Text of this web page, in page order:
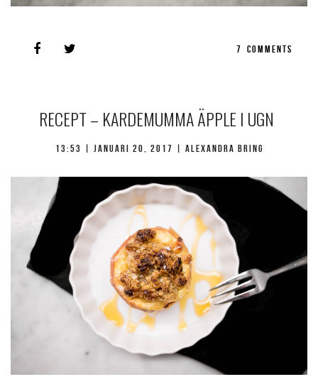
7 COMMENTS
RECEPT – KARDEMUMMA ÄPPLE I UGN
13:53 | januari 20, 2017 | Alexandra Bring